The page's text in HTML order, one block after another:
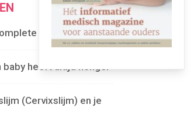
gids
baby heeft altijd honger
(Cervixslijm) en je